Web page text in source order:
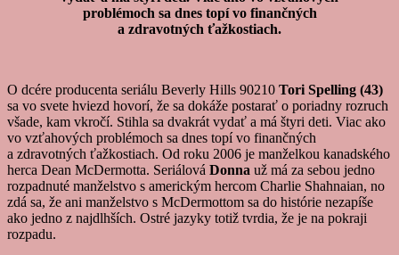
problémoch sa dnes topí vo finančných
a zdravotných ťažkostiach.
O dcére producenta seriálu Beverly Hills 90210 Tori Spelling (43)
sa vo svete hviezd hovorí, že sa dokáže postarať o poriadny rozruch
všade, kam vkročí. Stihla sa dvakrát vydať a má štyri deti. Viac ako
vo vzťahových problémoch sa dnes topí vo finančných
a zdravotných ťažkostiach. Od roku 2006 je manželkou kanadského
herca Dean McDermotta. Seriálová Donna už má za sebou jedno
rozpadnuté manželstvo s americkým hercom Charlie Shahnaian, no
zdá sa, že ani manželstvo s McDermottom sa do histórie nezapíše
ako jedno z najdlhších. Ostré jazyky totiž tvrdia, že je na pokraji
rozpadu.